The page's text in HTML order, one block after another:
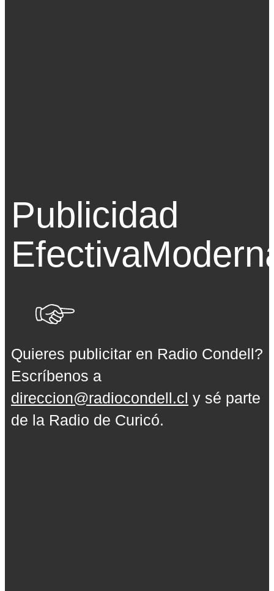
Publicidad
Efectiva
Quieres publicitar en Radio Condell?
Escríbenos a
direccion@radiocondell.cl y sé parte
de la Radio de Curicó.